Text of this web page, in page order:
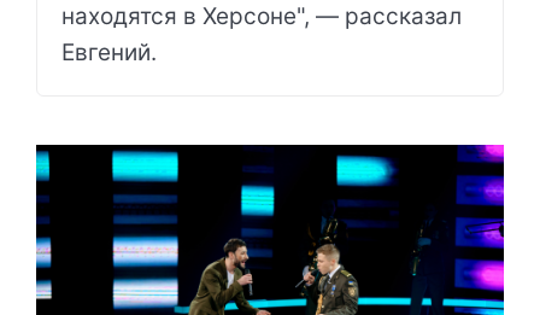
находятся в Херсоне", — рассказал
Евгений.